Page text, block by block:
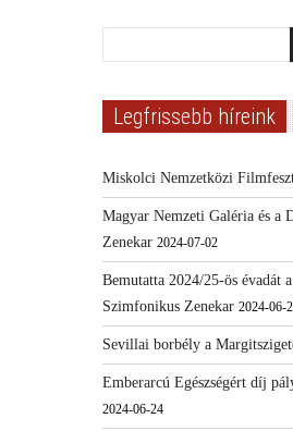
Legfrissebb híreink
Miskolci Nemzetközi
Magyar Nemzeti Galéria és a
Zenekar 2024-07-02
Bemutatta 2024/25-ös évadát
Szimfonikus Zenekar 2024-06-
Sevillai borbély a
Emberarcú Egészségért díj
2024-06-24